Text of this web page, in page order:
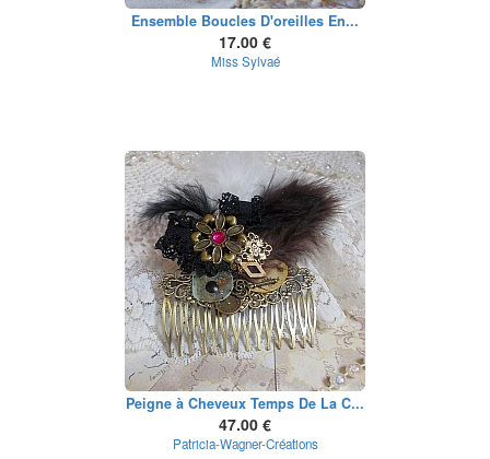
Ensemble Boucles D'oreilles En...
17.00 €
Miss Sylvaé
Peigne à Cheveux Temps De La C...
47.00 €
Patricia-Wagner-Créations